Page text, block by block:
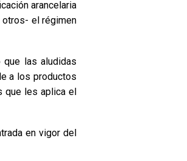
arancelaria
otros- el régimen
las aludidas
a los productos
que les aplica el
en vigor del